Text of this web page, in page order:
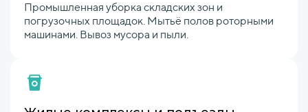
Промышленная уборка складских зон и
погрузочных площадок. Мытьё полов роторными
машинами. Вывоз мусора и пыли.